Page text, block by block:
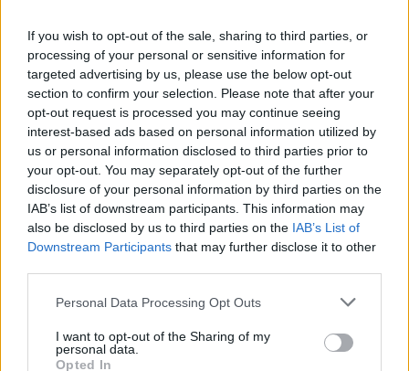
If you wish to opt-out of the sale, sharing to third parties, or
processing of your personal or sensitive information for
targeted advertising by us, please use the below opt-out
section to confirm your selection. Please note that after your
opt-out request is processed you may continue seeing
interest-based ads based on personal information utilized by
us or personal information disclosed to third parties prior to
your opt-out. You may separately opt-out of the further
disclosure of your personal information by third parties on the
IAB’s list of downstream participants. This information may
also be disclosed by us to third parties on the IAB’s List of
Downstream Participants that may further disclose it to other
Please note that this website/app uses one or more Google
not limited to your visit or usage behaviour. You may click to
grant or deny consent to Google and its third-party tags to
Personal Data Processing Opt Outs
I want to opt-out of the Sharing of my
personal data.
Opted In
ΑΣΕΠ: Πιστοποίηση Αγγλικών σε
μόνο 2 ημέρες στα χέρια σας
ΑΣΕΠ: Εξ αποστάσεως η πιο Εύκολη
Πιστοποίηση Υπολογιστών σε 2
μέρες